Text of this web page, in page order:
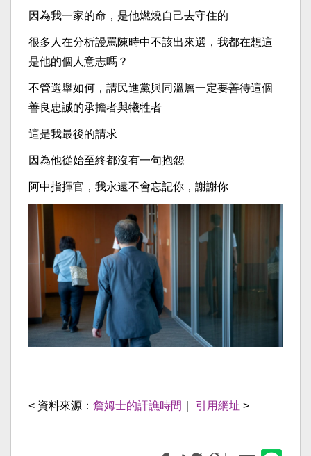
因為我一家的命，是他燃燒自己去守住的
很多人在分析謾罵陳時中不該出來選，我都在想這
是他的個人意志嗎？
不管選舉如何，請民進黨與同溫層一定要善待這個
善良忠誠的承擔者與犧牲者
這是我最後的請求
因為他從始至終都沒有一句抱怨
阿中指揮官，我永遠不會忘記你，謝謝你
< 資料來源： 詹姆士的訐譙時間 引用網址 >